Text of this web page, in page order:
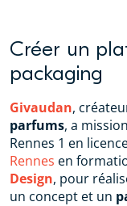
Créer un
packaging
Givaudan,
parfums, a
Rennes 1 en
Rennes en
Design, pour
un concept et un